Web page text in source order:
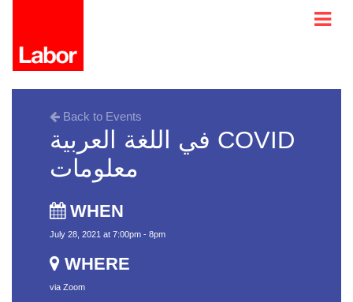
Back to Events
في اللغة العربية COVID
معلومات
WHEN
July 28, 2021 at 7:00pm - 8pm
WHERE
via Zoom